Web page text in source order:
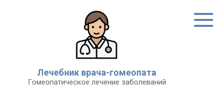
Лечебник врача-гомеопата
Гомеопатическое лечение заболеваний